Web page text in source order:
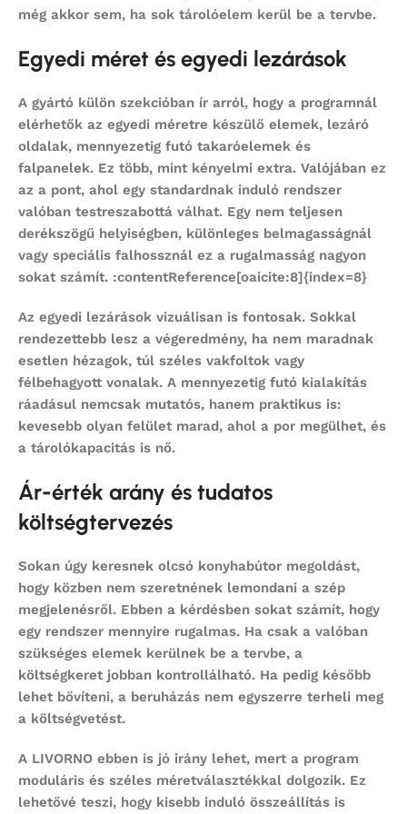
még akkor sem, ha sok tárolóelem kerül be a tervbe.
Egyedi méret és egyedi lezárások
A gyártó külön szekcióban ír arról, hogy a programnál
elérhetők az egyedi méretre készülő elemek, lezáró
oldalak, mennyezetig futó takaróelemek és
falpanelek. Ez több, mint kényelmi extra. Valójában ez
az a pont, ahol egy standardnak induló rendszer
valóban testreszabottá válhat. Egy nem teljesen
derékszögű helyiségben, különleges belmagasságnál
vagy speciális falhossznál ez a rugalmasság nagyon
sokat számít. :contentReference[oaicite:8]{index=8}
Az egyedi lezárások vizuálisan is fontosak. Sokkal
rendezettebb lesz a végeredmény, ha nem maradnak
esetlen hézagok, túl széles vakfoltok vagy
félbehagyott vonalak. A mennyezetig futó kialakítás
ráadásul nemcsak mutatós, hanem praktikus is:
kevesebb olyan felület marad, ahol a por megülhet, és
a tárolókapacitás is nő.
Ár-érték arány és tudatos
költségtervezés
Sokan úgy keresnek olcsó konyhabútor megoldást,
hogy közben nem szeretnének lemondani a szép
megjelenésről. Ebben a kérdésben sokat számít, hogy
egy rendszer mennyire rugalmas. Ha csak a valóban
szükséges elemek kerülnek be a tervbe, a
költségkeret jobban kontrollálható. Ha pedig később
lehet bővíteni, a beruházás nem egyszerre terheli meg
a költségvetést.
A LIVORNO ebben is jó irány lehet, mert a program
moduláris és széles méretválasztékkal dolgozik. Ez
lehetővé teszi, hogy kisebb induló összeállítás is